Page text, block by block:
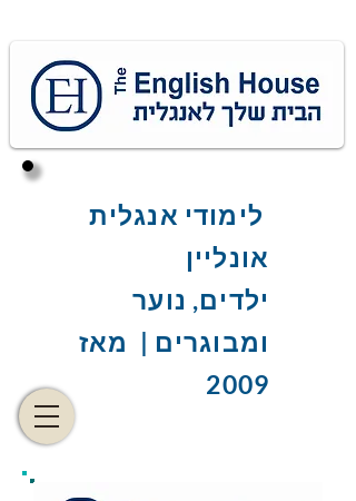
לימודי אנגלית
אונליין
ילדים, נוער
ומבוגרים | מאז
2009